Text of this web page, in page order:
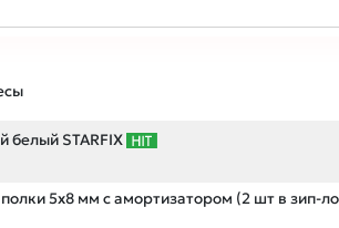
белый STARFIX
5х8 мм с амортизатором (2 шт в зип-